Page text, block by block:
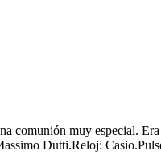
comunión muy especial.
Dutti.Reloj: